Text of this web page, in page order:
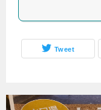
Tweet